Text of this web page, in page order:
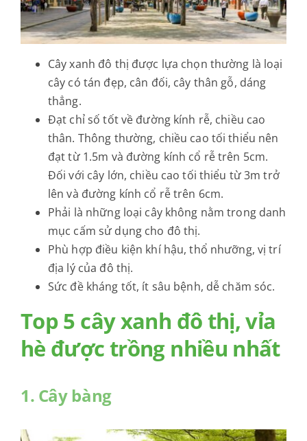
Cây xanh đô thị được lựa chọn thường là loại
cây có tán đẹp, cân đối, cây thân gỗ, dáng
thẳng.
Đạt chỉ số tốt về đường kính rễ, chiều cao
thân. Thông thường, chiều cao tối thiểu nên
đạt từ 1.5m và đường kính cổ rễ trên 5cm.
Đối với cây lớn, chiều cao tối thiểu từ 3m trở
lên và đường kính cổ rễ trên 6cm.
Phải là những loại cây không nằm trong danh
mục cấm sử dụng cho đô thị.
Phù hợp điều kiện khí hậu, thổ nhưỡng, vị trí
địa lý của đô thị.
Sức đề kháng tốt, ít sâu bệnh, dễ chăm sóc.
Top 5 cây xanh đô thị, vỉa
hè được trồng nhiều nhất
1. Cây bàng